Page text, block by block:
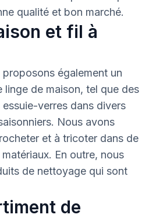
qualité et bon marché.
et fil à
également un
linge de maison, tel que des
verres dans divers
Nous avons
et à tricoter dans de
En outre, nous
de nettoyage qui sont
de